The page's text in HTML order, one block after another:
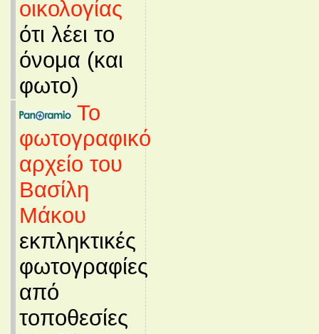
οικολογίας
ότι λέει το
όνομα (και
φωτο)
Το
φωτογραφικό
αρχείο του
Βασίλη
Μάκου
εκπληκτικές
φωτογραφίες
από
τοποθεσίες